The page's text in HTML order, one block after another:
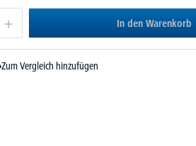
In den Warenkorb
Zum Vergleich hinzufügen